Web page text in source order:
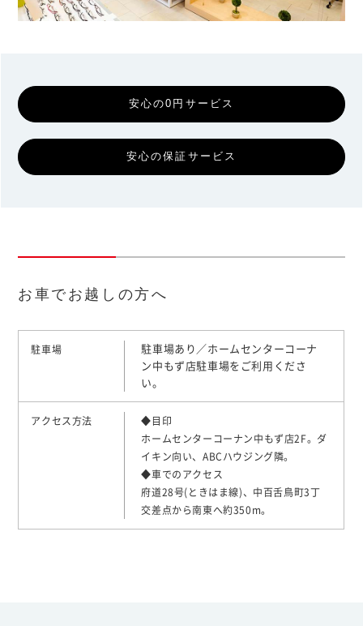
安心の0円サービス
安心の保証サービス
お車でお越しの方へ
駐車場
駐車場あり／ホームセンターコーナ
ン中もず店駐車場をご利用くださ
い。
アクセス方法
◆目印
ホームセンターコーナン中もず店2F。ダ
イキン向い、ABCハウジング隣。
◆車でのアクセス
府道28号(ときはま線)、中百舌鳥町3丁
交差点から南東へ約350m。